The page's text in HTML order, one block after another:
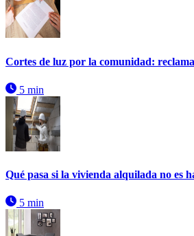
Cortes de luz por la comunidad:
5 min
Qué pasa si la vivienda alquilada no es
5 min